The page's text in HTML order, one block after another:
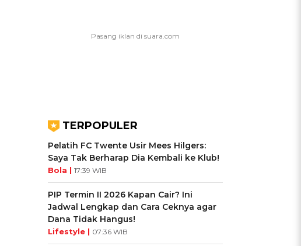
TERPOPULER
Pelatih FC Twente Usir Mees Hilgers:
Saya Tak Berharap Dia Kembali ke Klub!
Bola | 17:39 WIB
PIP Termin II 2026 Kapan Cair? Ini
Jadwal Lengkap dan Cara Ceknya agar
Dana Tidak Hangus!
Lifestyle | 07:36 WIB